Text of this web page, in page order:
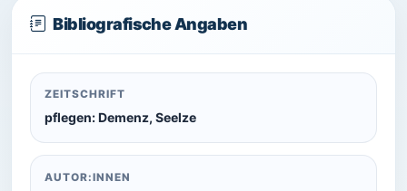
Bibliografische Angaben
ZEITSCHRIFT
pflegen: Demenz, Seelze
AUTOR:INNEN